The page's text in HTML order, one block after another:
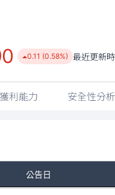
0.11 (0.58%) 最近更新時
獲利能力 安全性分析
公告日